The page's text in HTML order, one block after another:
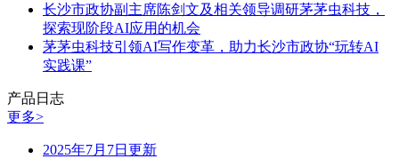
长沙市政协副主席陈剑文及相关领导调研茅茅虫科技，
探索现阶段AI应用的机会
茅茅虫科技引领AI写作变革，助力长沙市政协“玩转AI
实践课”
产品日志
更多>
2025年7月7日更新